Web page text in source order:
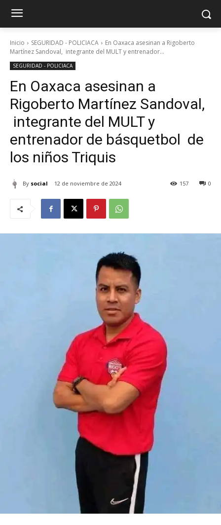
Inicio SEGURIDAD - POLICIACA
En Oaxaca asesinan a Rigoberto
Martínez Sandoval, integrante del MULT y entrenador...
SEGURIDAD - POLICIACA
En Oaxaca asesinan a
Rigoberto Martínez Sandoval,
integrante del MULT y
entrenador de básquetbol de
los niños Triquis
By social 12 de noviembre de 2024 0
157